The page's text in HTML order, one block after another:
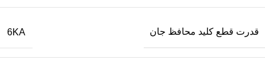
قدرت قطع کلید محافظ جان 6KA